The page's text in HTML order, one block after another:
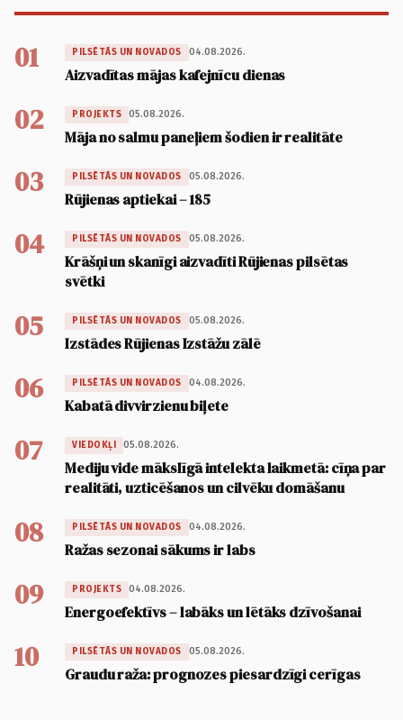
01 PILSĒTĀS UN NOVADOS 04.08.2026.
Aizvadītas mājas kafejnīcu dienas
02 PROJEKTS 05.08.2026.
Māja no salmu paneļiem šodien ir realitāte
03 PILSĒTĀS UN NOVADOS 05.08.2026.
Rūjienas aptiekai – 185
04 PILSĒTĀS UN NOVADOS 05.08.2026.
Krāšņi un skanīgi aizvadīti Rūjienas pilsētas
svētki
05 PILSĒTĀS UN NOVADOS 05.08.2026.
Izstādes Rūjienas Izstāžu zālē
06 PILSĒTĀS UN NOVADOS 04.08.2026.
Kabatā divvirzienu biļete
07 VIEDOKĻI 05.08.2026.
Mediju vide mākslīgā intelekta laikmetā: cīņa par
realitāti, uzticēšanos un cilvēku domāšanu
08 PILSĒTĀS UN NOVADOS 04.08.2026.
Ražas sezonai sākums ir labs
09 PROJEKTS 04.08.2026.
Energoefektīvs – labāks un lētāks dzīvošanai
10 PILSĒTĀS UN NOVADOS 05.08.2026.
Graudu raža: prognozes piesardzīgi cerīgas